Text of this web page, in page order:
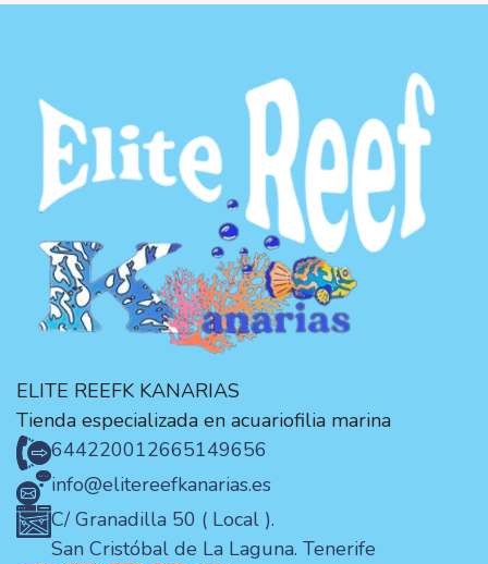
ELITE REEFK KANARIAS
Tienda especializada en acuariofilia marina
644220012665149656
info@elitereefkanarias.es
C/ Granadilla 50 ( Local ).
San Cristóbal de La Laguna. Tenerife